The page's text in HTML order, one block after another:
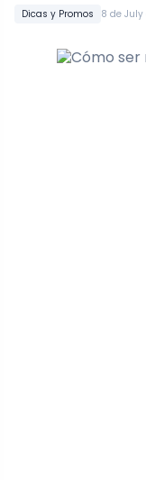
Dicas y Promos 8 de